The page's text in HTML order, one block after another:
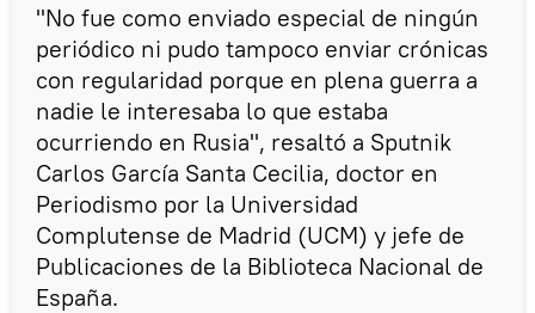
"No fue como enviado especial de ningún
periódico ni pudo tampoco enviar crónicas
con regularidad porque en plena guerra a
nadie le interesaba lo que estaba
ocurriendo en Rusia", resaltó a Sputnik
Carlos García Santa Cecilia, doctor en
Periodismo por la Universidad
Complutense de Madrid (UCM) y jefe de
Publicaciones de la Biblioteca Nacional de
España.